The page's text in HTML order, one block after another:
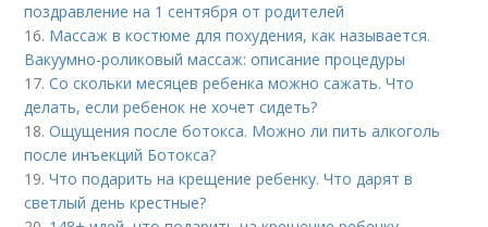
поздравление на 1 сентября от родителей
16. Массаж в костюме для похудения, как называется.
Вакуумно-роликовый массаж: описание процедуры
17.Со скольки месяцев ребенка можно сажать. Что
делать, если ребенок не хочет сидеть?
18.Ощущения после ботокса. Можно ли пить алкоголь
после инъекций Ботокса?
19.Что подарить на крещение ребенку. Что дарят в
светлый день крестные?